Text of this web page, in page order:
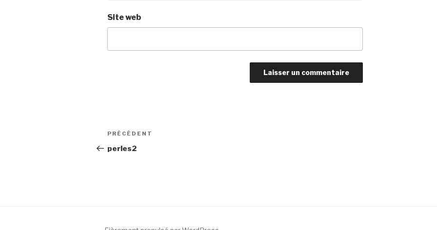
Site web
Navigation
de
Article
précédent
PRÉCÉDENT
perles2